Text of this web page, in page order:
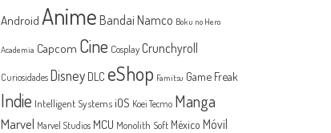
Android Anime Bandai Namco Boku no Hero
Academia Capcom Cine Cosplay Crunchyroll
Curiosidades Disney DLC eShop Famitsu Game Freak
Indie Intelligent Systems iOS Koei Tecmo Manga
Marvel Marvel Studios MCU Monolith Soft México Móvil